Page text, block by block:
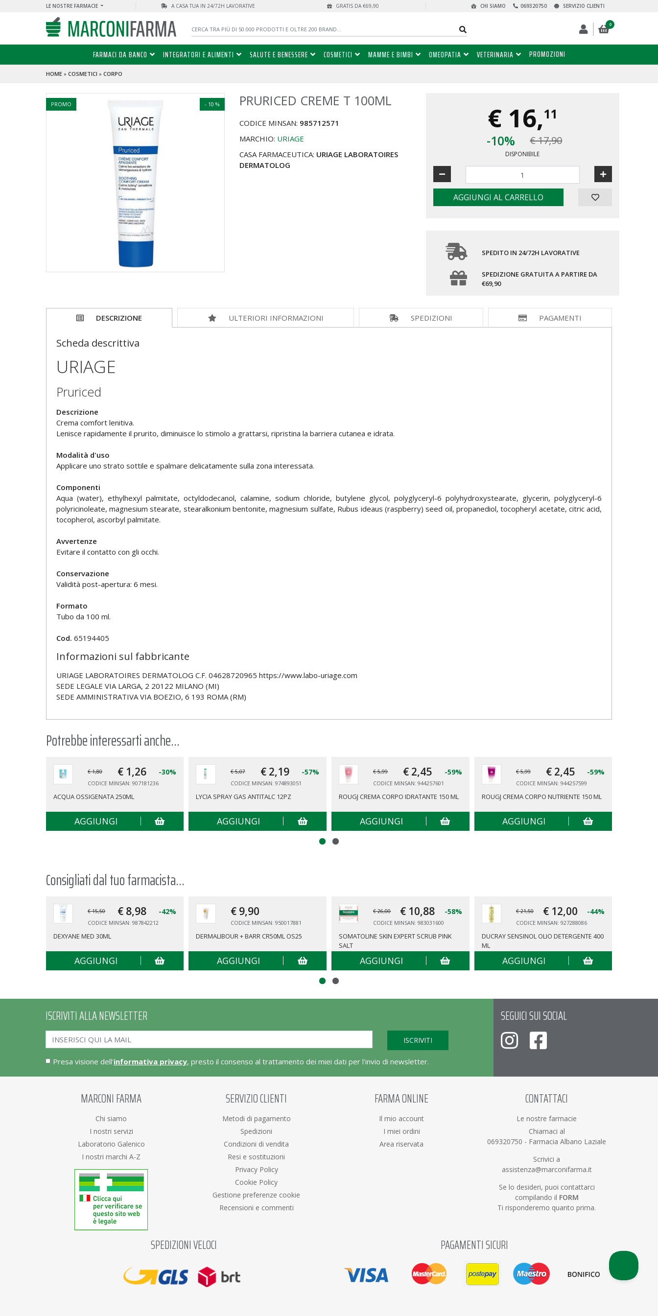
LE NOSTRE FARMACIE A CASA TUA IN 24/72H LAVORATIVE GRATIS DA €69,90 SERVIZIO CLIENTI
069320750
CHI SIAMO
0
FARMACI DA BANCO INTEGRATORI E ALIMENTI SALUTE E BENESSERE COSMETICI MAMME E BIMBI OMEOPATIA VETERINARIA PROMOZIONI
HOME» COSMETICI » CORPO
- 10 %
PROMO PRURICED CREME T 100ML
CODICE MINSAN: 985712571
MARCHIO: URIAGE
CASA FARMACEUTICA: URIAGE LABORATOIRES
DERMATOLOG
€ 16,11
-10%
€ 17,90
DISPONIBILE
AGGIUNGI AL CARRELLO
SPEDITO IN 24/72H LAVORATIVE
SPEDIZIONE GRATUITA A PARTIRE DA
€69,90
DESCRIZIONE ULTERIORI INFORMAZIONI SPEDIZIONI PAGAMENTI
Scheda descrittiva
URIAGE
Pruriced
Descrizione
Crema comfort lenitiva.
Lenisce rapidamente il prurito, diminuisce lo stimolo a grattarsi, ripristina la barriera cutanea e idrata.
Modalità d'uso
Applicare uno strato sottile e spalmare delicatamente sulla zona interessata.
Componenti
Aqua (water), ethylhexyl palmitate, octyldodecanol, calamine, sodium chloride, butylene glycol, polyglyceryl-6 polyhydroxystearate, glycerin, polyglyceryl-6
polyricinoleate, magnesium stearate, stearalkonium bentonite, magnesium sulfate, Rubus ideaus (raspberry) seed oil, propanediol, tocopheryl acetate, citric acid,
tocopherol, ascorbyl palmitate.
Avvertenze
Evitare il contatto con gli occhi.
Conservazione
Validità post-apertura: 6 mesi.
Formato
Tubo da 100 ml.
Cod. 65194405
Informazioni sul fabbricante
URIAGE LABORATOIRES DERMATOLOG C.F. 04628720965 https://www.labo-uriage.com
SEDE LEGALE VIA LARGA, 2 20122 MILANO (MI)
SEDE AMMINISTRATIVA VIA BOEZIO, 6 193 ROMA (RM)
Potrebbe interessarti anche...
€ 1,80 € 1,26 -30%
CODICE MINSAN: 907181236
ACQUA OSSIGENATA 250ML
AGGIUNGI
€ 5,07 € 2,19 -57%
CODICE MINSAN: 974893051
LYCIA SPRAY GAS ANTITALC 12PZ
AGGIUNGI
€ 5,99 € 2,45 -59%
CODICE MINSAN: 944257601
ROUGJ CREMA CORPO IDRATANTE 150 ML
AGGIUNGI
€ 5,99 € 2,45 -59%
CODICE MINSAN: 944257599
ROUGJ CREMA CORPO NUTRIENTE 150 ML
AGGIUNGI
Consigliati dal tuo farmacista...
€ 15,50 € 8,98 -42%
CODICE MINSAN: 987842212
DEXYANE MED 30ML
AGGIUNGI
€ 9,90
CODICE MINSAN: 950017881
DERMALIBOUR + BARR CR50ML OS25
AGGIUNGI
€ 26,00 € 10,88 -58%
CODICE MINSAN: 983031600
SOMATOLINE SKIN EXPERT SCRUB PINK
SALT
AGGIUNGI
€ 21,50 € 12,00 -44%
CODICE MINSAN: 927288086
DUCRAY SENSINOL OLIO DETERGENTE 400
ML
AGGIUNGI
ISCRIVITI ALLA NEWSLETTER
Presa visione dell'informativa privacy, presto il consenso al trattamento dei miei dati per l'invio di newsletter.
SEGUICI SUI SOCIAL
MARCONI FARMA
Chi siamo
I nostri servizi
Laboratorio Galenico
I nostri marchi A-Z
SERVIZIO CLIENTI
Metodi di pagamento
Spedizioni
Condizioni di vendita
Resi e sostituzioni
Privacy Policy
Cookie Policy
Gestione preferenze cookie
Recensioni e commenti
FARMA ONLINE
Il mio account
I miei ordini
Area riservata
CONTATTACI
Le nostre farmacie
Chiamaci al
069320750 - Farmacia Albano Laziale
Scrivici a
assistenza@marconifarma.it
Se lo desideri, puoi contattarci
compilando il FORM
Ti risponderemo quanto prima.
SPEDIZIONI VELOCI PAGAMENTI SICURI